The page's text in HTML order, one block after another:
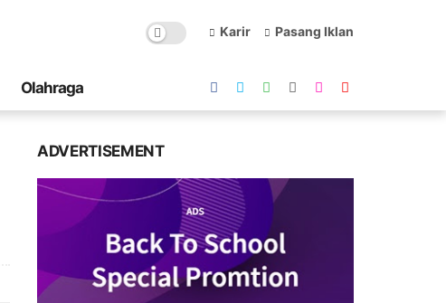
Karir Pasang Iklan
Olahraga
ADVERTISEMENT